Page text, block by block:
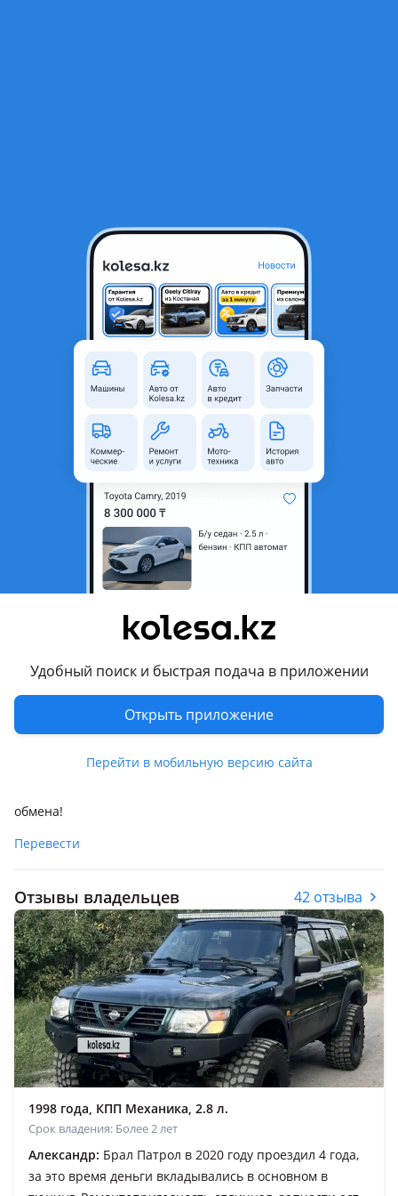
Удобный поиск и быстрая подача в приложении
Открыть приложение
Перейти в мобильную версию сайта
Nissan Patrol 1999 года
11 000 000 ₸
Объявление находится в архиве и может быть
Жезказган, Улытауская
1997 - 2004 Y61
Внедорожник
Объем двигателя, л
Пробег
Механика
Руль
Слева
Растаможен в Казахстане
Комментарий продавца
обмена!
Перевести
Отзывы владельцев 42 отзыва
1998 года, КПП Механика, 2.8 л.
Срок владения: Более 2 лет
Александр: Брал Патрол в 2020 году проездил 4 года,
за это время деньги вкладывались в основном в